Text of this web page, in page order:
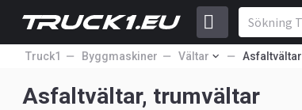
Truck1 Byggmaskiner Vältar Asfaltvältar
Asfaltvältar, trumvältar